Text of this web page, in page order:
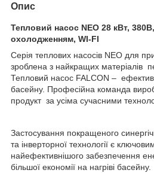
Опис
Тепловий насос NEO 28 кВт,
охолодженням, WI-FI
Серія теплових насосів NEO для
зроблена з найкращих матеріалів
Тепловий насос FALCON –
басейну. Професійна команда
продукт за усіма сучасними
Застосування покращеного
та інверторної технології є
найефективнішого забезпечення
більшої економії на нагріві басейну.